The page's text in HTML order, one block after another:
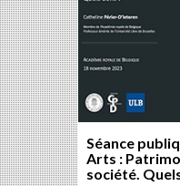
Séance
Arts :
société.